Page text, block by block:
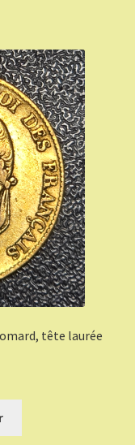
tête laurée